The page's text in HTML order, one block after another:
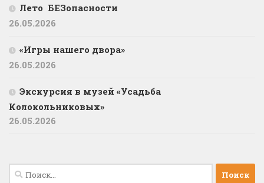
Лето БЕЗопасности
26.05.2026
«Игры нашего двора»
26.05.2026
Экскурсия в музей «Усадьба
Колокольниковых»
26.05.2026
Найти: